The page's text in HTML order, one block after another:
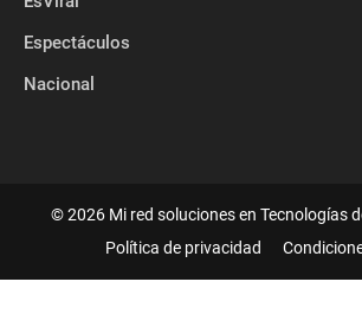
Espectáculos
Nacional
©2026 Mi red soluciones en Tecnologías
Política de privacidad